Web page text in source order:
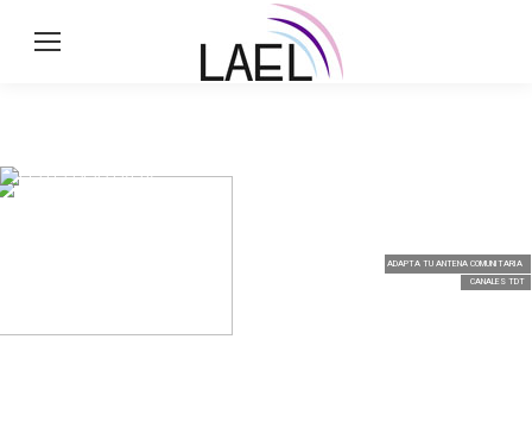
ADAPTA TU ANTENA COMUNITARIA
CANALES TDT